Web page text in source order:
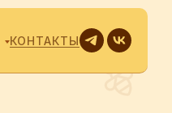
КОНТАКТЫ